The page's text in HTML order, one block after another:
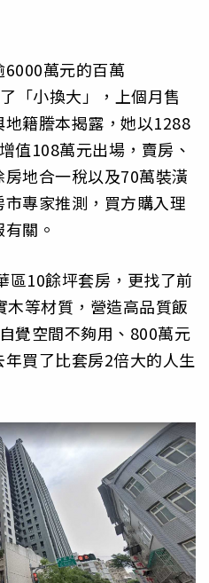
萬元的百萬
「小換大」，上個月售
籍謄本揭露，她以1288
值108萬元出場，賣房、
地合一稅以及70萬裝潢
專家推測，買方購入理
關。
區10餘坪套房，更找了前
等材質，營造高品質飯
覺空間不夠用、800萬元
買了比套房2倍大的人生